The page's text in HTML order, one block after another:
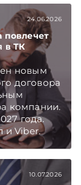
иных
и Viber.
24.06.2026
повлечет
в ТК
новым
договора
компании.
года.
и Viber.
раньше,
10.07.2026